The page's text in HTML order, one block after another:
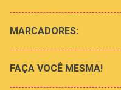
MARCADORES:
FAÇA VOCÊ MESMA!